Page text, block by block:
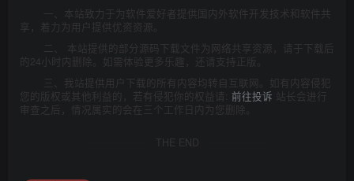
一、本站致力于为软件爱好者提供国内外软件开发技术和软件共
享，着力为用户提供优资资源。
二、 本站提供的部分源码下载文件为网络共享资源，请于下载后
的24小时内删除。如需体验更多乐趣，还请支持正版。
三、我站提供用户下载的所有内容均转自互联网。如有内容侵犯
您的版权或其他利益的，若有侵犯你的权益请: 前往投诉 站长会进行
审查之后，情况属实的会在三个工作日内为您删除。
THE END